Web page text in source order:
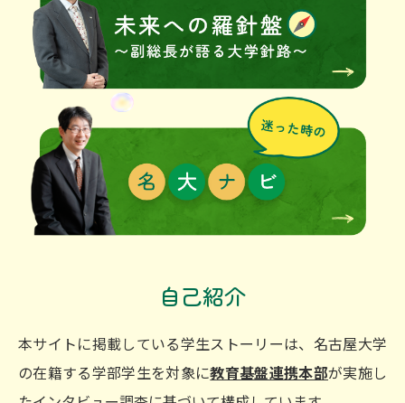
自己紹介
本サイトに掲載している学生ストーリーは、名古屋大学
の在籍する学部学生を対象に教育基盤連携本部が実施し